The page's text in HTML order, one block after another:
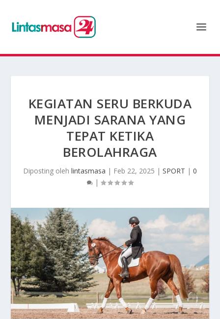
KEGIATAN SERU BERKUDA
MENJADI SARANA YANG
TEPAT KETIKA
BEROLAHRAGA
Diposting oleh lintasmasa | Feb 22, 2025 | SPORT | 0
|